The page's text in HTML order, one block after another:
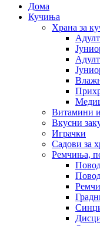
Дома
Кучиња
Храна за
Адулт
Витамини
Вкусни
Играчки
Садови за
Ремчиња,